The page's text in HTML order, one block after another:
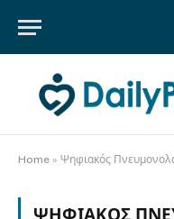
Home » Ψηφιακός
ΨΗΦΙΑΚΌΣ